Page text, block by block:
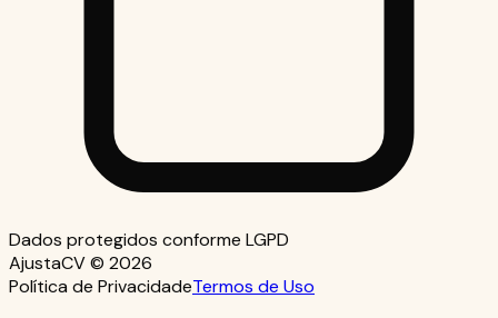
Dados protegidos conforme LGPD
AjustaCV © 2026
Política de PrivacidadeTermos de Uso